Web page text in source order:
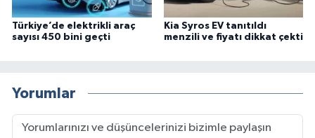
Türkiye’de elektrikli araç
sayısı 450 bini geçti
Kia Syros EV tanıtıldı
menzili ve fiyatı dikkat çekti
Yorumlar